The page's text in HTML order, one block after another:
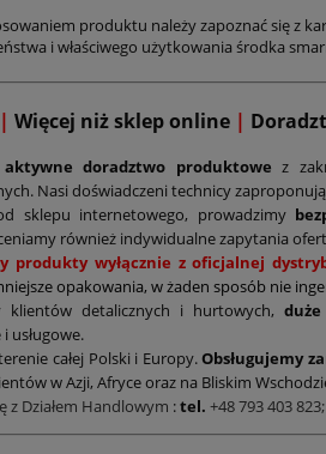
produktu należy zapoznać się z
i właściwego użytkowania środka
| Więcej niż sklep online | D
aktywne doradztwo produktowe z
Nasi doświadczeni technicy
sklepu internetowego, prowadzimy
również indywidualne zapytania
produkty wyłącznie z oficjalnej
opakowania, w żaden sposób nie
klientów detalicznych i hurtowych,
usługowe.
całej Polski i Europy.Obsługujemy
w Azji, Afryce oraz na Bliskim
z Działem Handlowym :tel. +48 793 403 823;